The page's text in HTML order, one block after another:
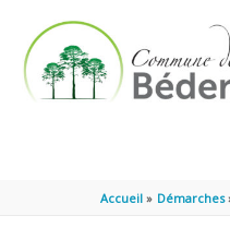
Accueil Démarches